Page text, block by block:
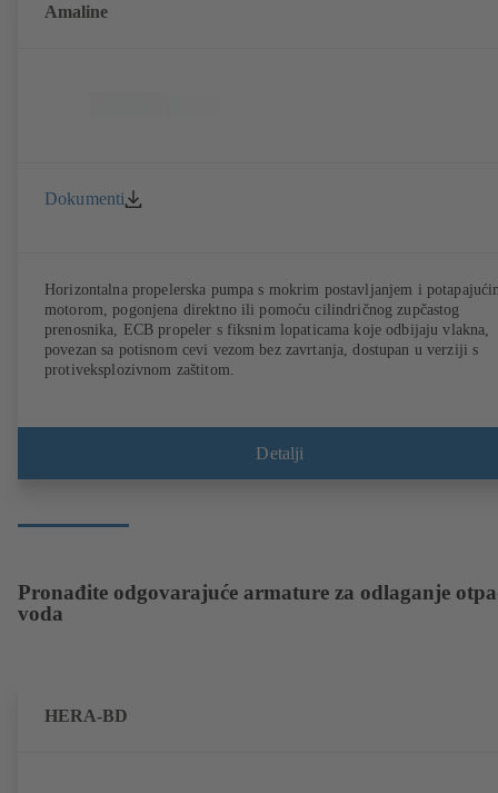
Amaline
Dokumenti
Horizontalna propelerska pumpa s mokrim postavljanjem i
motorom, pogonjena direktno ili pomoću cilindričnog zupčastog
prenosnika, ECB propeler s fiksnim lopaticama koje odbijaju vlakna,
povezan sa potisnom cevi vezom bez zavrtanja, dostupan u verziji s
protiveksplozivnom zaštitom.
Detalji
Pronađite odgovarajuće armature za odlaganje
voda
HERA-BD